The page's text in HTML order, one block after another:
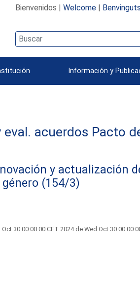
Bienvenidos | Welcome| Benvinguts
Información y
acuerdos Pacto
y actualización
(154/3)
30 00:00:00 CET 2024 de Wed Oct 30